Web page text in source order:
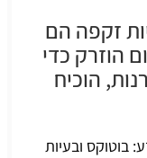
זקפה הם
הוזרק כדי
הוכיח
בוטוקס ובעיות